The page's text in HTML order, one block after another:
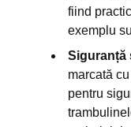
fiind
exemplu
Siguranță
marcată
pentru